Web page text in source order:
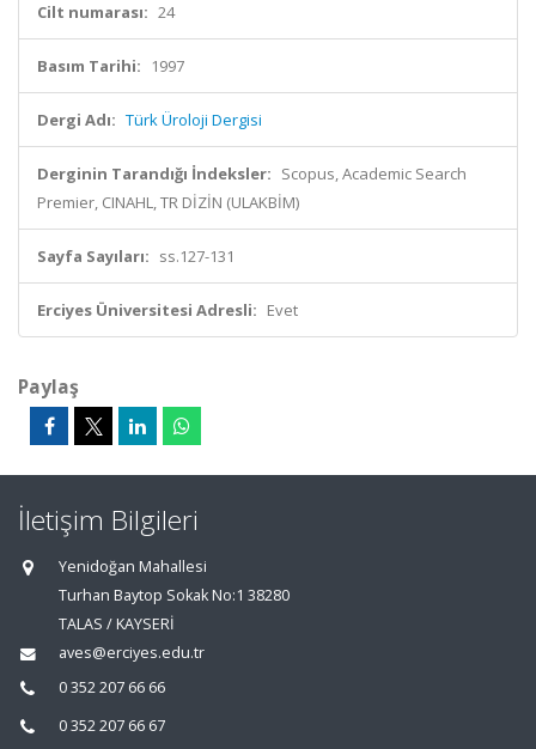
Cilt numarası: 24
Basım Tarihi: 1997
Dergi Adı: Türk Üroloji Dergisi
Derginin Tarandığı İndeksler: Scopus, Academic Search
Premier, CINAHL, TR DİZİN (ULAKBİM)
Sayfa Sayıları: ss.127-131
Erciyes Üniversitesi Adresli: Evet
Paylaş
İletişim Bilgileri
Yenidoğan Mahallesi
Turhan Baytop Sokak No:1 38280
TALAS / KAYSERİ
aves@erciyes.edu.tr
0 352 207 66 66
0 352 207 66 67